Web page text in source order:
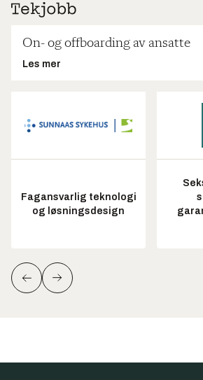
On- og offboarding av ansatte
Les mer
Fagansvarlig teknologi
og løsningsdesign